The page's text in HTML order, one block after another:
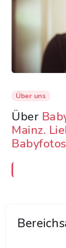
Über uns
Über
Mainz.